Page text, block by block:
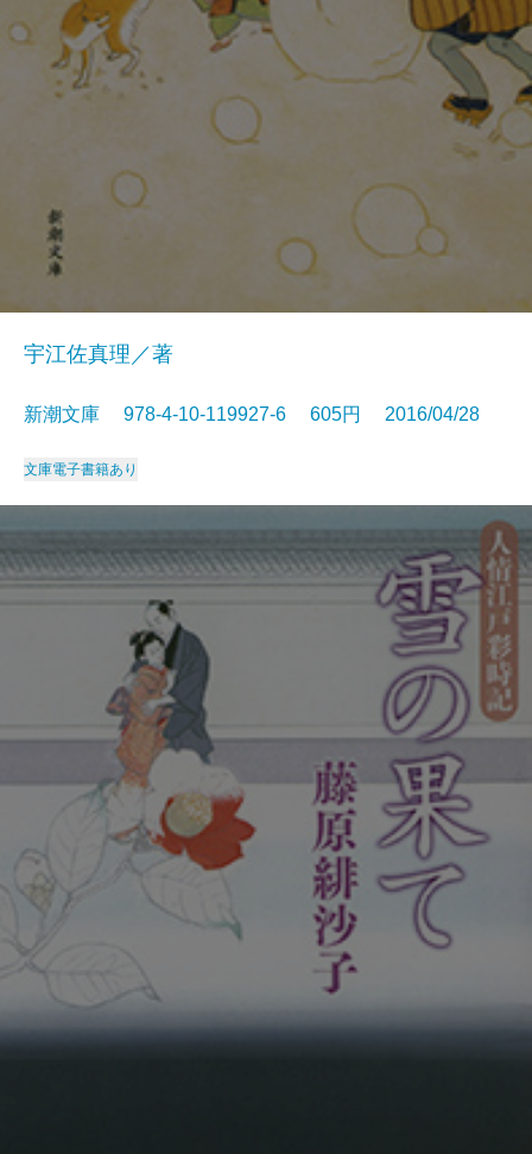
宇江佐真理／著
新潮文庫 978-4-10-119927-6 605円 2016/04/28
文庫電子書籍あり